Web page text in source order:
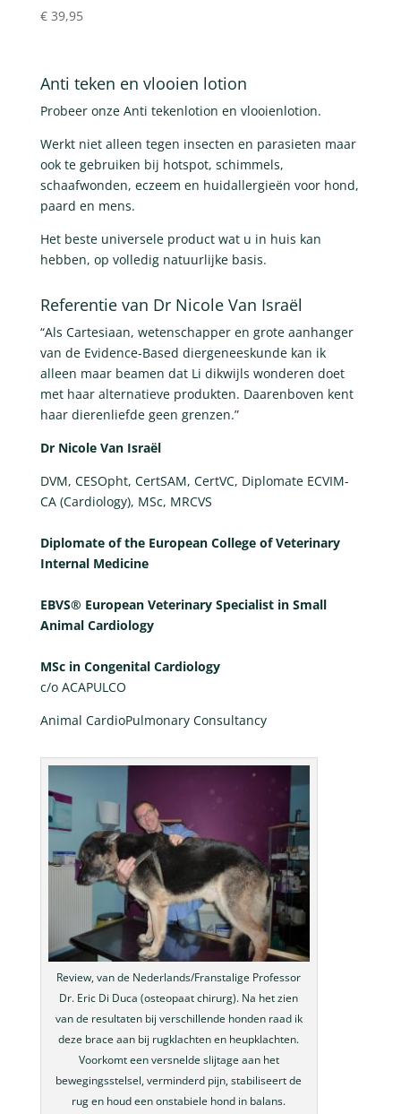
€39,95
Anti teken en vlooien lotion
Probeer onze Anti tekenlotion en vlooienlotion.
Werkt niet alleen tegen insecten en parasieten maar
ook te gebruiken bij hotspot, schimmels,
schaafwonden, eczeem en huidallergieën voor hond,
paard en mens.
Het beste universele product wat u in huis kan
hebben, op volledig natuurlijke basis.
Referentie van Dr Nicole Van Israël
“Als Cartesiaan, wetenschapper en grote aanhanger
van de Evidence-Based diergeneeskunde kan ik
alleen maar beamen dat Li dikwijls wonderen doet
met haar alternatieve produkten. Daarenboven kent
haar dierenliefde geen grenzen.”
Dr Nicole Van Israël
DVM, CESOpht, CertSAM, CertVC, Diplomate ECVIM-
CA (Cardiology), MSc, MRCVS
Diplomate of the European College of Veterinary
Internal Medicine
EBVS® European Veterinary Specialist in Small
Animal Cardiology
MSc in Congenital Cardiology
c/o ACAPULCO
Animal CardioPulmonary Consultancy
Review, van de Nederlands/Franstalige Professor
Dr. Eric Di Duca (osteopaat chirurg). Na het zien
van de resultaten bij verschillende honden raad ik
deze brace aan bij rugklachten en heupklachten.
Voorkomt een versnelde slijtage aan het
bewegingsstelsel, verminderd pijn, stabiliseert de
rug en houd een onstabiele hond in balans.